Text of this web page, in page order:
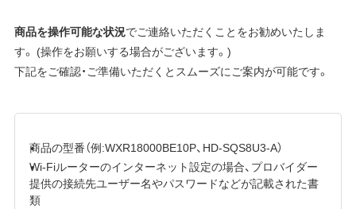
商品を操作可能な状況でご連絡いただくことをお勧めいたしま
す。 (操作をお願いする場合がございます。)
下記をご確認・ご準備いただくとスムーズにご案内が可能です。
商品の型番（例:WXR18000BE10P、HD-SQS8U3-A）
Wi-Fiルーターのインターネット設定の場合、プロバイダー
提供の接続先ユーザー名やパスワードなどが記載された書
類